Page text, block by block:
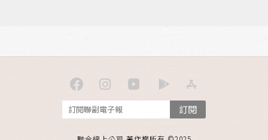
訂閱